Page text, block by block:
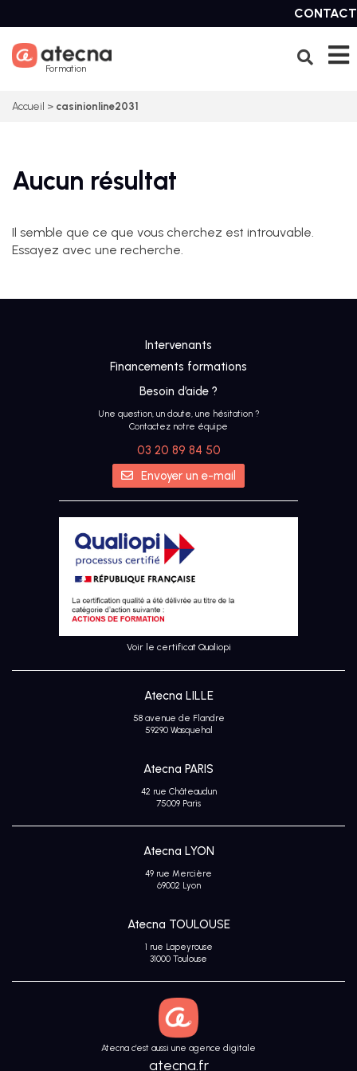
to
content
CONTACT
Formation
IA
UX &
DESIGN
THINKING
UI
Avis
Accueil > casinionline2031
Aucun résultat
Il semble que ce que vous cherchez est introuvable.
Essayez avec une recherche.
Intervenants
Financements formations
Besoin d’aide ?
Une question, un doute, une hésitation ?
Contactez notre équipe
03 20 89 84 50
Envoyer un e-mail
Voir le certificat Qualiopi
Atecna LILLE
58 avenue de Flandre
59290 Wasquehal
Atecna PARIS
42 rue Châteaudun
75009 Paris
Atecna LYON
49 rue Mercière
69002 Lyon
Atecna TOULOUSE
1 rue Lapeyrouse
31000 Toulouse
Atecna c’est aussi une agence digitale
atecna.fr